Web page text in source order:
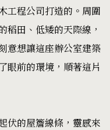
工程公司打造的。周圍
稻田、低矮的天際線，
意想讓這座辦公室建築
眼前的環境，順著這片
伏的屋簷線條，靈感來